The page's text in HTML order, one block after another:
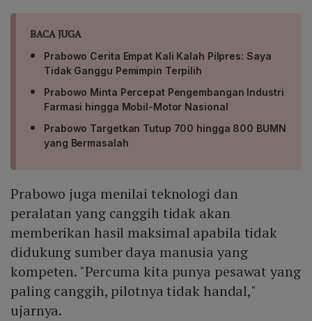
BACA JUGA
Prabowo Cerita Empat Kali Kalah Pilpres: Saya
Tidak Ganggu Pemimpin Terpilih
Prabowo Minta Percepat Pengembangan Industri
Farmasi hingga Mobil-Motor Nasional
Prabowo Targetkan Tutup 700 hingga 800 BUMN
yang Bermasalah
Prabowo juga menilai teknologi dan
peralatan yang canggih tidak akan
memberikan hasil maksimal apabila tidak
didukung sumber daya manusia yang
kompeten. "Percuma kita punya pesawat yang
paling canggih, pilotnya tidak handal,"
ujarnya.